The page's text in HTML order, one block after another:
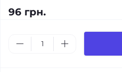
96 грн.